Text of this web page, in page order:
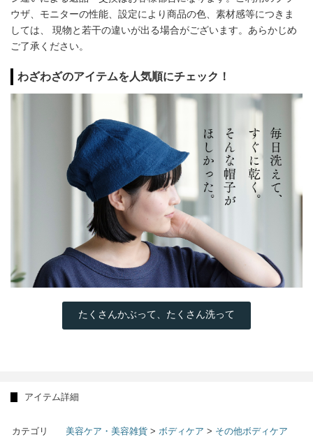
ウザ、モニターの性能、設定により商品の色、素材感等につきま
しては、 現物と若干の違いが出る場合がございます。あらかじめ
ご了承ください。
わざわざのアイテムを人気順にチェック！
たくさんかぶって、たくさん洗って
アイテム詳細
カテゴリ 美容ケア・美容雑貨 > ボディケア > その他ボディケア